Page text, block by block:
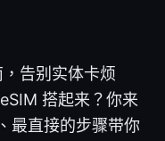
告别实体卡烦
搭起来？你来
最直接的步骤带你